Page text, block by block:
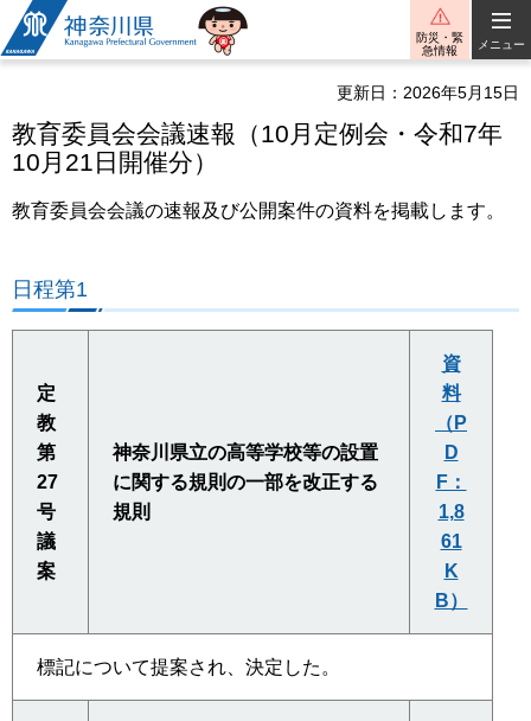
神奈川県
防災・緊
急情報
メニュー
更新日：2026年5月15日
教育委員会会議速報（10月定例会・令和7年
10月21日開催分）
教育委員会会議の速報及び公開案件の資料を掲載します。
日程第1
定
教
第
27
号
議
案
神奈川県立の高等学校等の設置
に関する規則の一部を改正する
規則
資
料
（P
D
F：
1,8
61
K
B）
標記について提案され、決定した。